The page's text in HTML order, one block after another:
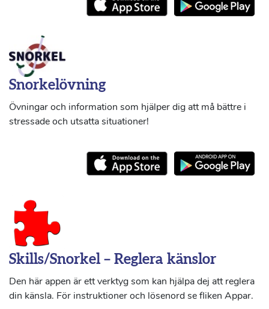
Snorkelövning
Övningar och information som hjälper dig att må bättre i
stressade och utsatta situationer!
Skills/Snorkel – Reglera känslor
Den här appen är ett verktyg som kan hjälpa dej att reglera
din känsla. För instruktioner och lösenord se fliken Appar.